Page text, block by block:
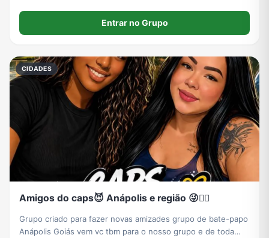
Entrar no Grupo
CIDADES
Amigos do caps😈 Anápolis e região 😜❤️‍🔥
Grupo criado para fazer novas amizades grupo de bate-papo
Anápolis Goiás vem vc tbm para o nosso grupo e de toda